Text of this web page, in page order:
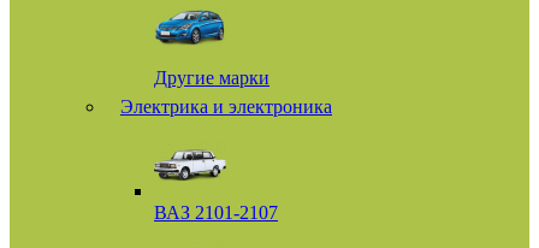
Другие марки
Электрика и электроника
ВАЗ 2101-2107